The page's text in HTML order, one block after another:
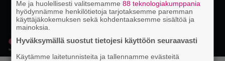
Me ja huolellisesti valitsemamme88 teknologiakumppania
hyödynnämme henkilötietoja tarjotaksemme paremman
käyttäjäkokemuksen sekä kohdentaaksemme sisältöä ja
mainoksia.
Hyväksymällä suostut tietojesi käyttöön seuraavasti
Käytämme laitetunnisteita ja tallennamme evästeitä